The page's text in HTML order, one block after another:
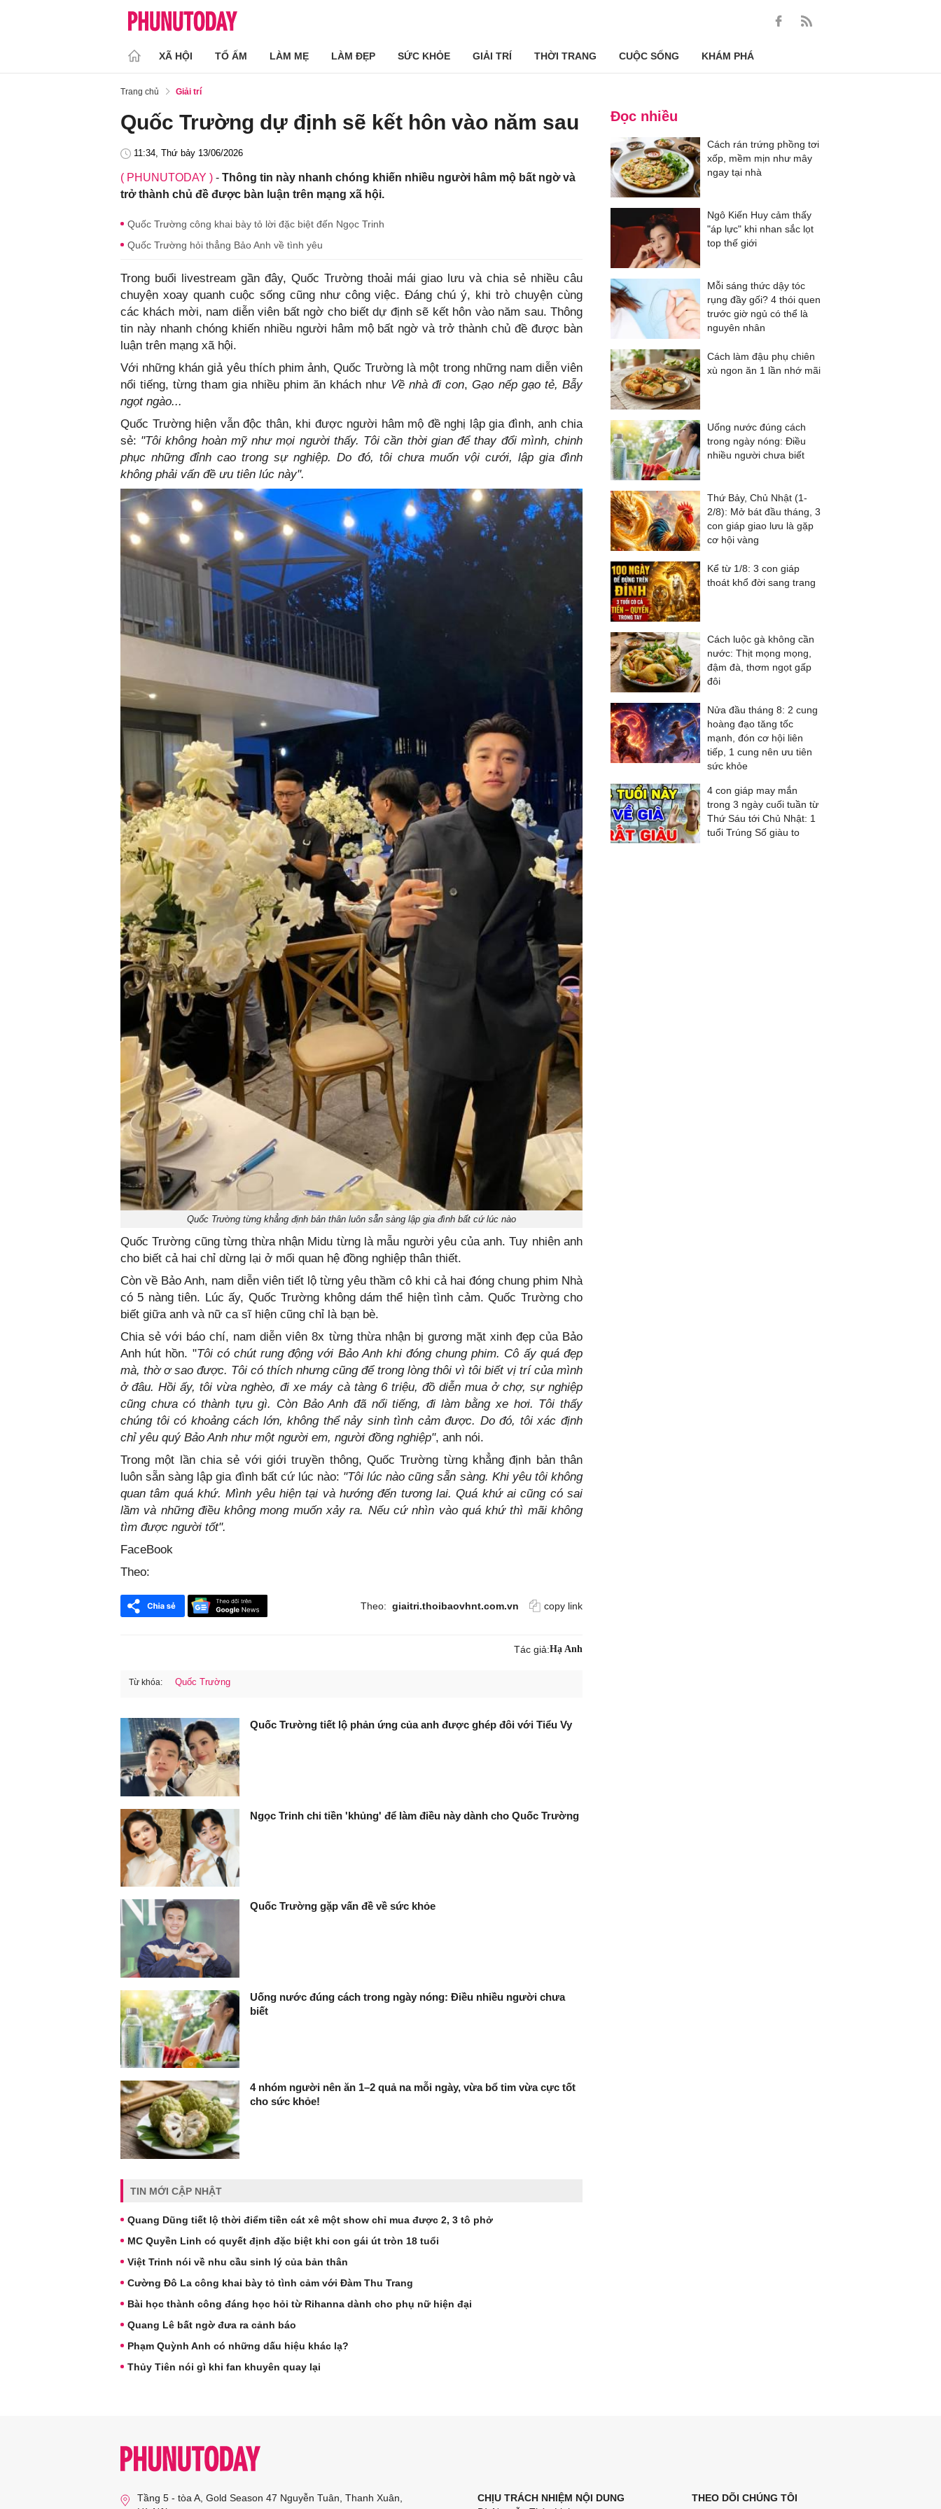
XÃ HỘI TỔ ẤM LÀM MẸ LÀM ĐẸP SỨC KHỎE GIẢI TRÍ THỜI TRANG CUỘC SỐNG KHÁM PHÁ
Trang chủ Giải trí
Quốc Trường dự định sẽ kết hôn vào năm sau
11:34, Thứ bảy 13/06/2026
( PHUNUTODAY ) - Thông tin này nhanh chóng khiến nhiều người hâm mộ bất ngờ và
trở thành chủ đề được bàn luận trên mạng xã hội.
Quốc Trường công khai bày tỏ lời đặc biệt đến Ngọc Trinh
Quốc Trường hỏi thẳng Bảo Anh về tình yêu
Trong buổi livestream gần đây, Quốc Trường thoải mái giao lưu và chia sẻ nhiều câu
chuyện xoay quanh cuộc sống cũng như công việc. Đáng chú ý, khi trò chuyện cùng
các khách mời, nam diễn viên bất ngờ cho biết dự định sẽ kết hôn vào năm sau. Thông
tin này nhanh chóng khiến nhiều người hâm mộ bất ngờ và trở thành chủ đề được bàn
luận trên mạng xã hội.
Với những khán giả yêu thích phim ảnh, Quốc Trường là một trong những nam diễn viên
nổi tiếng, từng tham gia nhiều phim ăn khách như Về nhà đi con,Gạo nếp gạo tẻ, Bẫy
ngọt ngào...
Quốc Trường hiện vẫn độc thân, khi được người hâm mộ đề nghị lập gia đình, anh chia
sẻ: "Tôi không hoàn mỹ như mọi người thấy. Tôi cần thời gian để thay đổi mình, chinh
phục những đỉnh cao trong sự nghiệp. Do đó, tôi chưa muốn vội cưới, lập gia đình
không phải vấn đề ưu tiên lúc này".
Quốc Trường từng khẳng định bản thân luôn sẵn sàng lập gia đình bất cứ lúc nào
Quốc Trường cũng từng thừa nhận Midu từng là mẫu người yêu của anh. Tuy nhiên anh
cho biết cả hai chỉ dừng lại ở mối quan hệ đồng nghiệp thân thiết.
Còn về Bảo Anh, nam diễn viên tiết lộ từng yêu thầm cô khi cả hai đóng chung phim Nhà
có 5 nàng tiên. Lúc ấy, Quốc Trường không dám thể hiện tình cảm. Quốc Trường cho
biết giữa anh và nữ ca sĩ hiện cũng chỉ là bạn bè.
Chia sẻ với báo chí, nam diễn viên 8x từng thừa nhận bị gương mặt xinh đẹp của Bảo
Anh hút hồn. "Tôi có chút rung động với Bảo Anh khi đóng chung phim. Cô ấy quá đẹp
mà, thờ ơ sao được. Tôi có thích nhưng cũng để trong lòng thôi vì tôi biết vị trí của mình
ở đâu. Hồi ấy, tôi vừa nghèo, đi xe máy cà tàng 6 triệu, đồ diễn mua ở chợ, sự nghiệp
cũng chưa có thành tựu gì. Còn Bảo Anh đã nổi tiếng, đi làm bằng xe hơi. Tôi thấy
chúng tôi có khoảng cách lớn, không thể nảy sinh tình cảm được. Do đó, tôi xác định
chỉ yêu quý Bảo Anh như một người em, người đồng nghiệp", anh nói.
Trong một lần chia sẻ với giới truyền thông, Quốc Trường từng khẳng định bản thân
luôn sẵn sàng lập gia đình bất cứ lúc nào: "Tôi lúc nào cũng sẵn sàng. Khi yêu tôi không
quan tâm quá khứ. Mình yêu hiện tại và hướng đến tương lai. Quá khứ ai cũng có sai
lầm và những điều không mong muốn xảy ra. Nếu cứ nhìn vào quá khứ thì mãi không
tìm được người tốt".
FaceBook
Theo:
Theo: giaitri.thoibaovhnt.com.vn copy link
Tác giả:Hạ Anh
Từ khóa: Quốc Trường
Quốc Trường tiết lộ phản ứng của anh được ghép đôi với Tiểu Vy
Ngọc Trinh chi tiền 'khủng' để làm điều này dành cho Quốc Trường
Quốc Trường gặp vấn đề về sức khỏe
Uống nước đúng cách trong ngày nóng: Điều nhiều người chưa
biết
4 nhóm người nên ăn 1–2 quả na mỗi ngày, vừa bổ tim vừa cực tốt
cho sức khỏe!
TIN MỚI CẬP NHẬT
Quang Dũng tiết lộ thời điểm tiền cát xê một show chỉ mua được 2, 3 tô phở
MC Quyền Linh có quyết định đặc biệt khi con gái út tròn 18 tuổi
Việt Trinh nói về nhu cầu sinh lý của bản thân
Cường Đô La công khai bày tỏ tình cảm với Đàm Thu Trang
Bài học thành công đáng học hỏi từ Rihanna dành cho phụ nữ hiện đại
Quang Lê bất ngờ đưa ra cảnh báo
Phạm Quỳnh Anh có những dấu hiệu khác lạ?
Thủy Tiên nói gì khi fan khuyên quay lại
Đọc nhiều
Cách rán trứng phồng tơi
xốp, mềm mịn như mây
ngay tại nhà
Ngô Kiến Huy cảm thấy
"áp lực" khi nhan sắc lọt
top thế giới
Mỗi sáng thức dậy tóc
rụng đầy gối? 4 thói quen
trước giờ ngủ có thể là
nguyên nhân
Cách làm đậu phụ chiên
xù ngon ăn 1 lần nhớ mãi
Uống nước đúng cách
trong ngày nóng: Điều
nhiều người chưa biết
Thứ Bảy, Chủ Nhật (1-
2/8): Mở bát đầu tháng, 3
con giáp giao lưu là gặp
cơ hội vàng
Kể từ 1/8: 3 con giáp
thoát khổ đời sang trang
Cách luộc gà không cần
nước: Thịt mọng mọng,
đậm đà, thơm ngọt gấp
đôi
Nửa đầu tháng 8: 2 cung
hoàng đạo tăng tốc
mạnh, đón cơ hội liên
tiếp, 1 cung nên ưu tiên
sức khỏe
4 con giáp may mắn
trong 3 ngày cuối tuần từ
Thứ Sáu tới Chủ Nhật: 1
tuổi Trúng Số giàu to
Tầng 5 - tòa A, Gold Season 47 Nguyễn Tuân, Thanh Xuân,
CHỊU TRÁCH NHIỆM NỘI DUNG
THEO DÕI CHÚNG TÔI